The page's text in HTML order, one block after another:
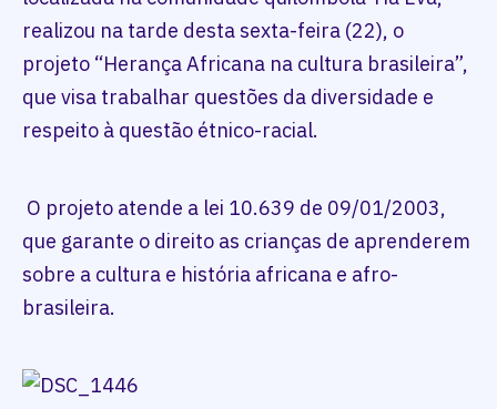
realizou na tarde desta sexta-feira (22), o
projeto “Herança Africana na cultura brasileira”,
que visa trabalhar questões da diversidade e
respeito à questão étnico-racial.
O projeto atende a lei 10.639 de 09/01/2003,
que garante o direito as crianças de aprenderem
sobre a cultura e história africana e afro-
brasileira.